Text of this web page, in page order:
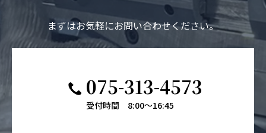
まずはお気軽にお問い合わせください。
075-313-4573
受付時間 8:00～16:45